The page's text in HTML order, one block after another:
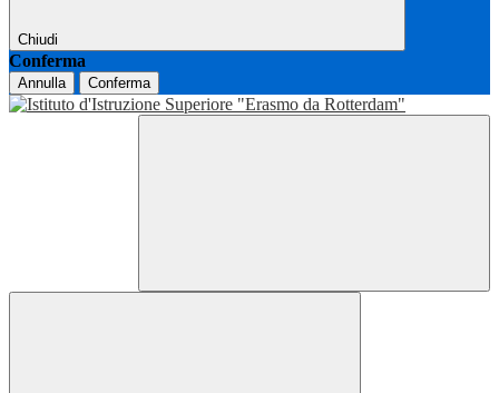
Chiudi
Conferma
Annulla Conferma